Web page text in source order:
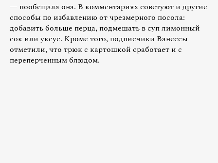
— пообещала она. В комментариях советуют и другие
способы по избавлению от чрезмерного посола:
добавить больше перца, подмешать в суп лимонный
сок или уксус. Кроме того, подписчики Ванессы
отметили, что трюк с картошкой сработает и с
переперченным блюдом.